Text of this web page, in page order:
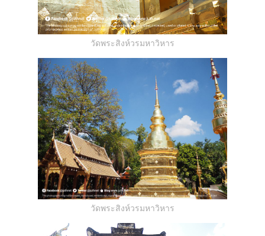
วัดพระสิงห์วรมหาวิหาร
วัดพระสิงห์วรมหาวิหาร